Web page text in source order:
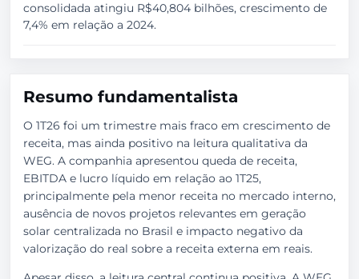
consolidada atingiu R$40,804 bilhões, crescimento de
7,4% em relação a 2024.
Resumo fundamentalista
O 1T26 foi um trimestre mais fraco em crescimento de
receita, mas ainda positivo na leitura qualitativa da
WEG. A companhia apresentou queda de receita,
EBITDA e lucro líquido em relação ao 1T25,
principalmente pela menor receita no mercado interno,
ausência de novos projetos relevantes em geração
solar centralizada no Brasil e impacto negativo da
valorização do real sobre a receita externa em reais.